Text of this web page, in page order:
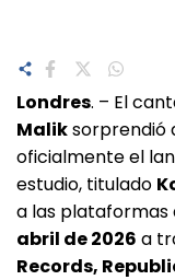
Londres. – El
Maliksorprendió
oficialmente el
estudio, titulado
a las plataformas
abril de 2026 a
Records,